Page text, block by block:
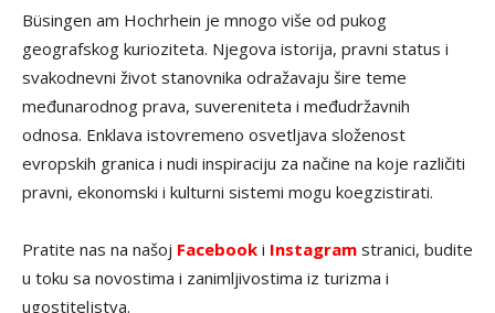
Büsingen am Hochrhein je mnogo više od pukog
geografskog kurioziteta. Njegova istorija, pravni status i
svakodnevni život stanovnika odražavaju šire teme
međunarodnog prava, suvereniteta i međudržavnih
odnosa. Enklava istovremeno osvetljava složenost
evropskih granica i nudi inspiraciju za načine na koje različiti
pravni, ekonomski i kulturni sistemi mogu koegzistirati.
Pratite nas na našoj Facebook i Instagram stranici, budite
u toku sa novostima i zanimljivostima iz turizma i
ugostiteljstva.